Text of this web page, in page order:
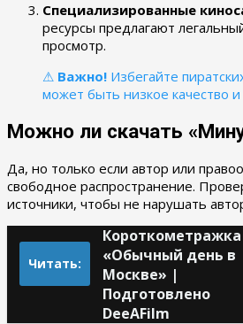
Специализированные
ресурсы предлагают
просмотр.
⚠ Важно! Избегайте
может быть низкое качество и
Можно ли скачать
Да, но только если автор или
свободное распространение.
источники, чтобы не нарушать
Читать:
Короткометражка
«Обычный день в
Москве» |
Подготовлено
DeeAFilm